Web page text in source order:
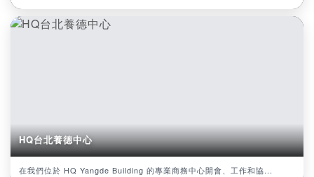
HQ台北養德中心
在我們位於 HQ Yangde Building 的專業商務中心開會、工作和協...